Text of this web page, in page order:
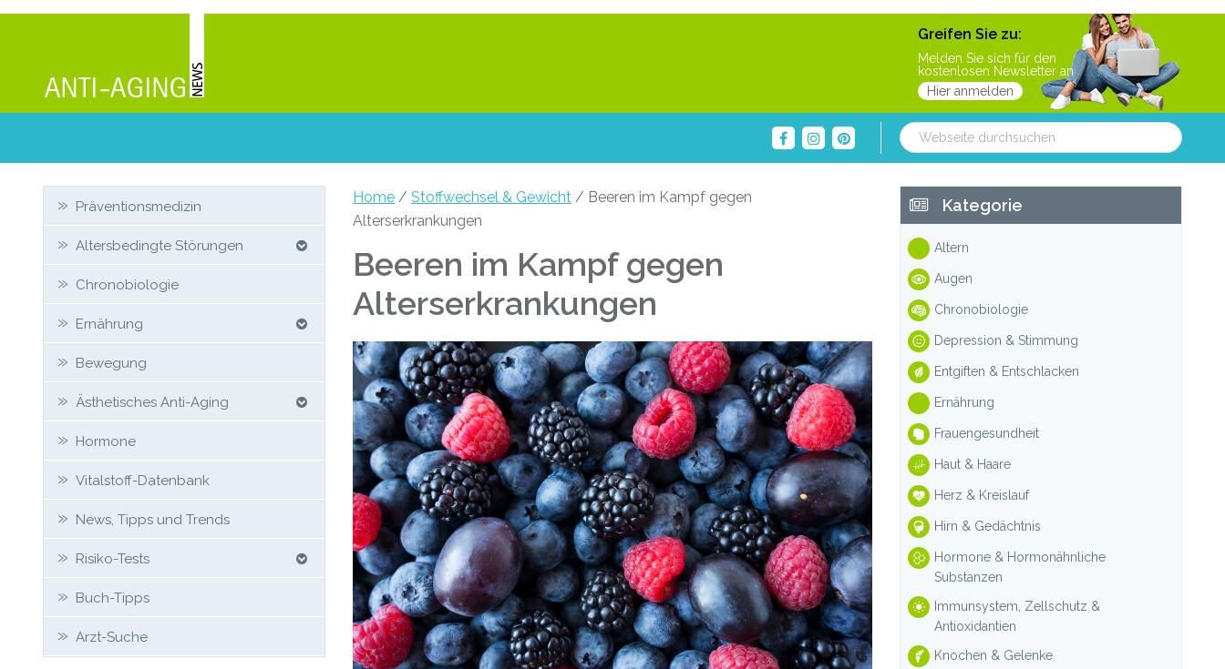
Greifen Sie zu:
Melden Sie sich für den
kostenlosen Newsletter an
Hier anmelden
Webseite
durchsuchen
Home / Stoffwechsel & Gewicht / Beeren im Kampf gegen
Alterserkrankungen
Beeren im Kampf gegen
Alterserkrankungen
Haupt-
Sidebar
Kategorie
Altern
Augen
Chronobiologie
Depression & Stimmung
Entgiften & Entschlacken
Ernährung
Frauengesundheit
Haut & Haare
Herz & Kreislauf
Hirn & Gedächtnis
Hormone & Hormonähnliche
Substanzen
Immunsystem, Zellschutz &
Antioxidantien
Knochen & Gelenke
Zweit-
Sidebar
Präventionsmedizin
Altersbedingte Störungen
Chronobiologie
Ernährung
Bewegung
Ästhetisches Anti-Aging
Hormone
Vitalstoff-Datenbank
News, Tipps und Trends
Risiko-Tests
Buch-Tipps
Arzt-Suche